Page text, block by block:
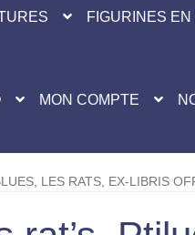
FIGURINES EN
MON COMPTE
LES RATS, EX-LIBRIS